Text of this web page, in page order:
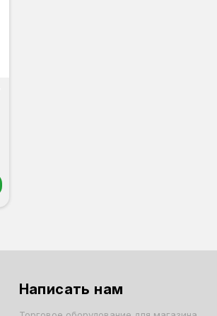
Написать нам